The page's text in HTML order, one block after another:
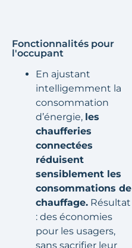
Fonctionnalités pour
l'occupant
En ajustant
intelligemment la
consommation
d’énergie, les
chaufferies
connectées
réduisent
sensiblement les
consommations de
chauffage. Résultat
: des économies
pour les usagers,
sans sacrifier leur